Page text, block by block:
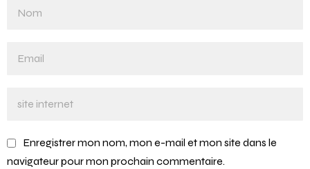
Enregistrer mon nom, mon e-mail et mon site dans le
navigateur pour mon prochain commentaire.